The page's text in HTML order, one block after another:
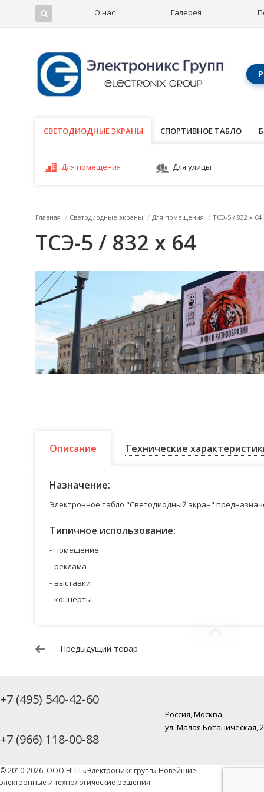
О нас Галерея
СВЕТОДИОДНЫЕ ЭКРАНЫ
СВЕТОДИОДНЫЕ ЭКРАНЫ СПОРТИВНОЕ ТАБЛО
Для помещения Для улицы
Главная / Светодиодные экраны / Для помещения / ТСЭ-5 / 832 x 64
ТСЭ-5 / 832 x 64
Описание Технические
Назначение:
Электронное табло "Светодиодный экран"
Типичное использование:
помещение
реклама
выставки
концерты
Предыдущий товар
+7 (495) 540-42-60
+7 (966) 118-00-88
Россия, Москва,
ул. Малая Ботаническая,
© 2010-2026, ООО НПП «Электроникс групп» Новейшие
электронные и технологические решения